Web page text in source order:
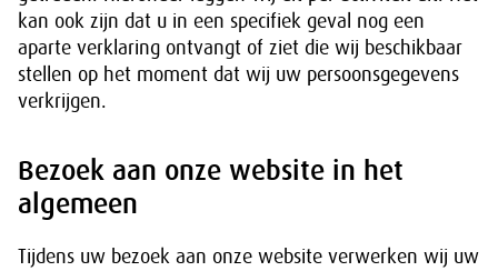
kan ook zijn dat u in een specifiek geval nog een
aparte verklaring ontvangt of ziet die wij beschikbaar
stellen op het moment dat wij uw persoonsgegevens
verkrijgen.
Bezoek aan onze website in het
algemeen
Tijdens uw bezoek aan onze website verwerken wij uw